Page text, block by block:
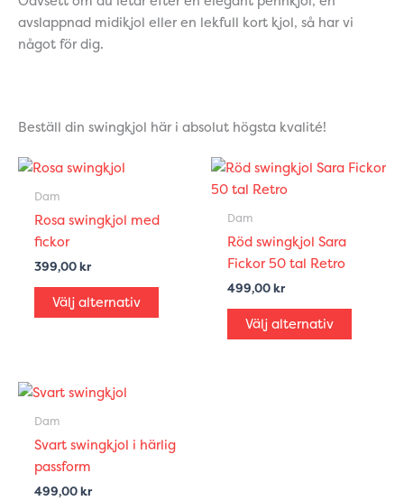
avslappnad midikjol eller en lekfull kort kjol, så har vi
något för dig.
Beställ din swingkjol här i absolut högsta kvalité!
Dam
Rosa swingkjol med
fickor
399,00kr
Välj alternativ
olika
alternativen
Dam
Röd swingkjol Sara
Fickor 50 tal Retro
499,00kr
Välj alternativ
Den
Dam
Svart swingkjol i härlig
passform
499,00kr
produkten
har